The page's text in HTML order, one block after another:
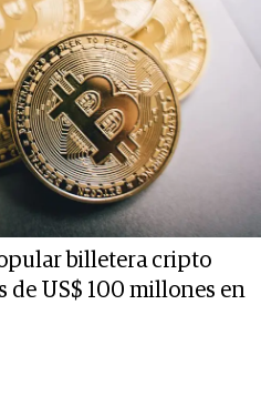
billetera cripto
de US$ 100 millones en